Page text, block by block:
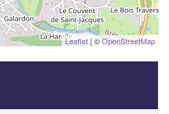
Leaflet| ©OpenStreetMap